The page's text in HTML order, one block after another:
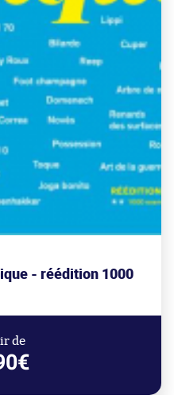
- réédition 1000
de